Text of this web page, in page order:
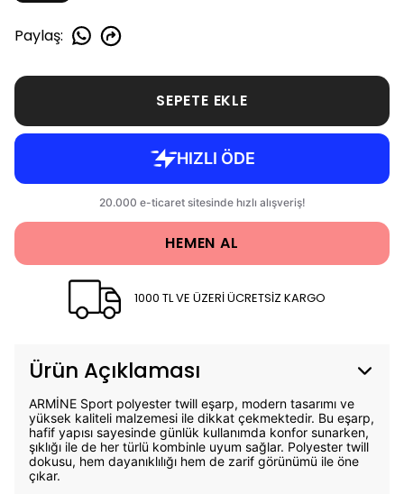
Paylaş:
SEPETE EKLE
HEMEN AL
1000 TL VE ÜZERİ ÜCRETSİZ KARGO
Ürün Açıklaması
ARMİNE Sport polyester twill eşarp, modern tasarımı ve
yüksek kaliteli malzemesi ile dikkat çekmektedir. Bu eşarp,
hafif yapısı sayesinde günlük kullanımda konfor sunarken,
şıklığı ile de her türlü kombinle uyum sağlar. Polyester twill
dokusu, hem dayanıklılığı hem de zarif görünümü ile öne
çıkar.